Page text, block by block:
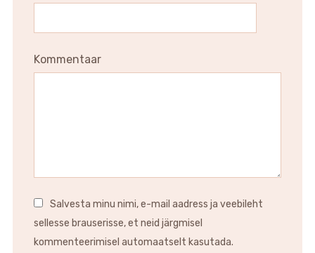
Kommentaar
Salvesta minu nimi, e-mail aadress ja veebileht
sellesse brauserisse, et neid järgmisel
kommenteerimisel automaatselt kasutada.